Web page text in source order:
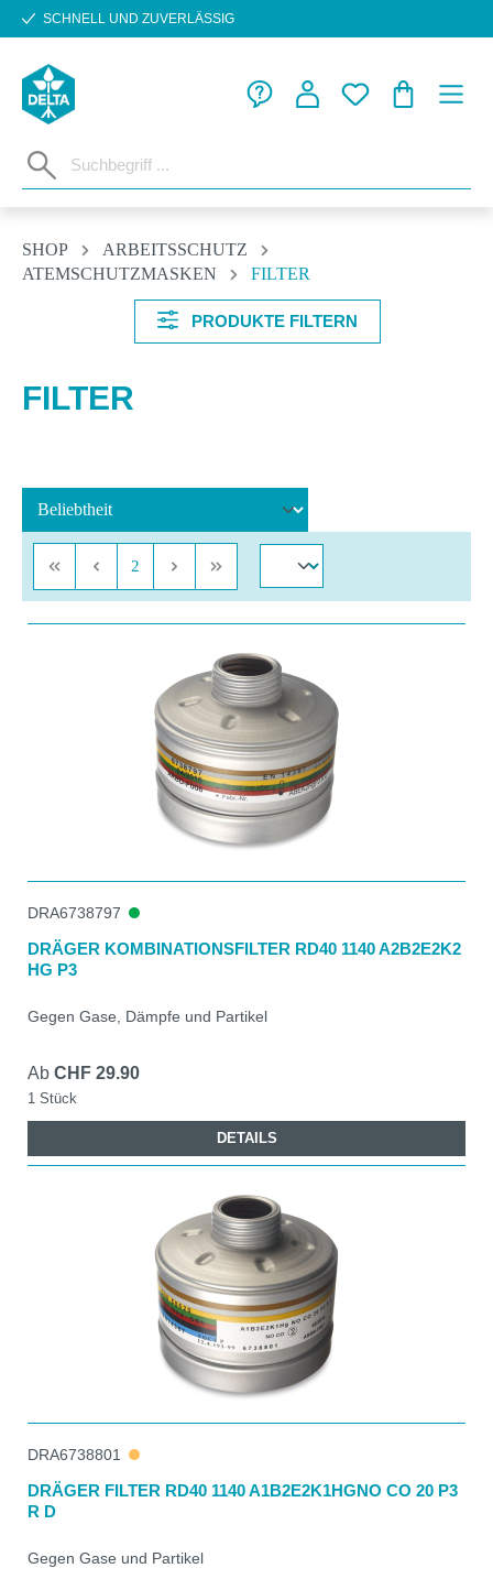
Zum Hauptinhalt springen
SCHNELL UND ZUVERLÄSSIG
SHOP
ARBEITSSCHUTZ
ATEMSCHUTZMASKEN
FILTER
PRODUKTE FILTERN
FILTER
Seite
2
DRA6738797
DRÄGER KOMBINATIONSFILTER RD40 1140 A2B2E2K2
HG P3
Gegen Gase, Dämpfe und Partikel
Ab CHF 29.90
1 Stück
DETAILS
DRA6738801
DRÄGER FILTER RD40 1140 A1B2E2K1HGNO CO 20 P3
R D
Gegen Gase und Partikel